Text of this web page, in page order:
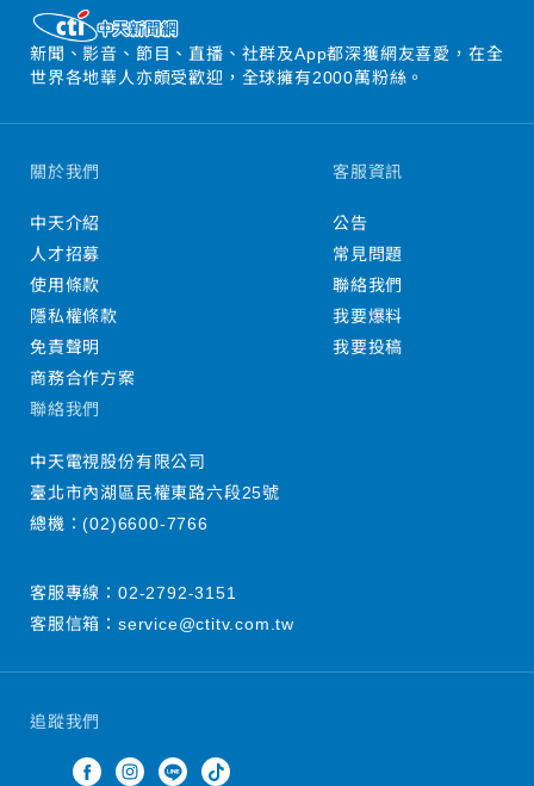
新聞、影音、節目、直播、社群及App都深獲網友喜愛，在全
世界各地華人亦頗受歡迎，全球擁有2000萬粉絲。
追蹤我們
關於我們
中天介紹
人才招募
使用條款
隱私權條款
免責聲明
商務合作方案
客服資訊
公告
常見問題
聯絡我們
我要爆料
我要投稿
聯絡我們
中天電視股份有限公司
臺北市內湖區民權東路六段25號
總機：(02)6600-7766
客服專線： 02-2792-3151
客服信箱： service@ctitv.com.tw